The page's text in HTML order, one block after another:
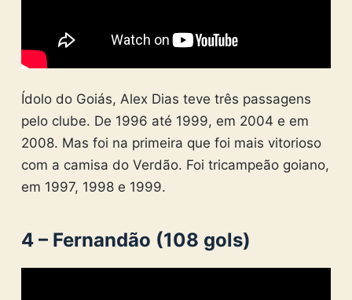
Ídolo do Goiás, Alex Dias teve três passagens
pelo clube. De 1996 até 1999, em 2004 e em
2008. Mas foi na primeira que foi mais vitorioso
com a camisa do Verdão. Foi tricampeão goiano,
em 1997, 1998 e 1999.
4 – Fernandão (108 gols)